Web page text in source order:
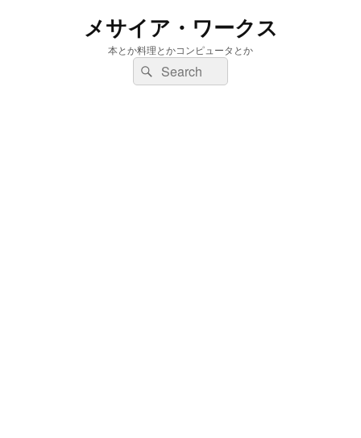
メサイア・ワークス
本とか料理とかコンピュータとか
検
索:
検
索